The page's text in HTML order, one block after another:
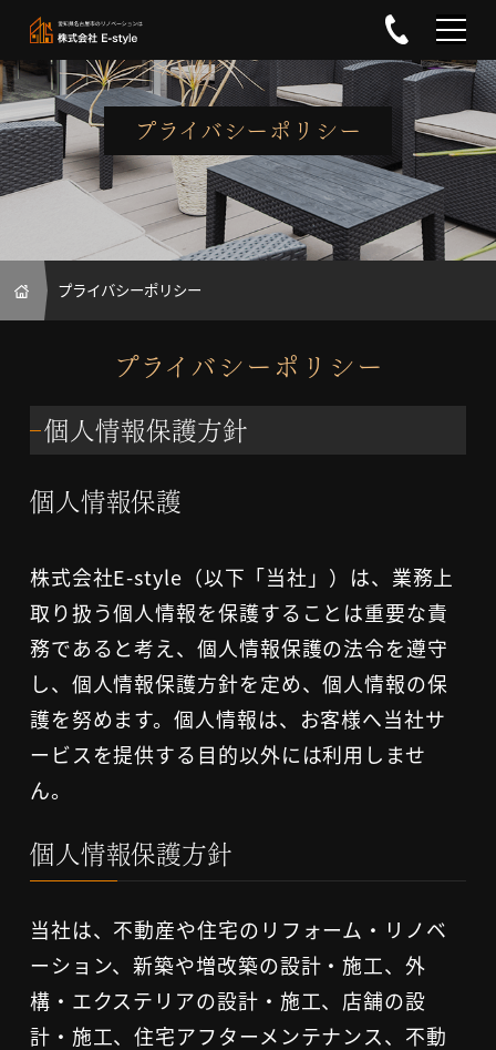
0120-
プライバシーポリシー
HOME
プライバシーポリシー
プライバシーポリシー
個人情報保護方針
個人情報保護
株式会社E-style（以下「当社」）は、業務上
取り扱う個人情報を保護することは重要な責
務であると考え、個人情報保護の法令を遵守
し、個人情報保護方針を定め、個人情報の保
護を努めます。個人情報は、お客様へ当社サ
ービスを提供する目的以外には利用しませ
ん。
個人情報保護方針
当社は、不動産や住宅のリフォーム・リノベ
ーション、新築や増改築の設計・施工、外
構・エクステリアの設計・施工、店舗の設
計・施工、住宅アフターメンテナンス、不動